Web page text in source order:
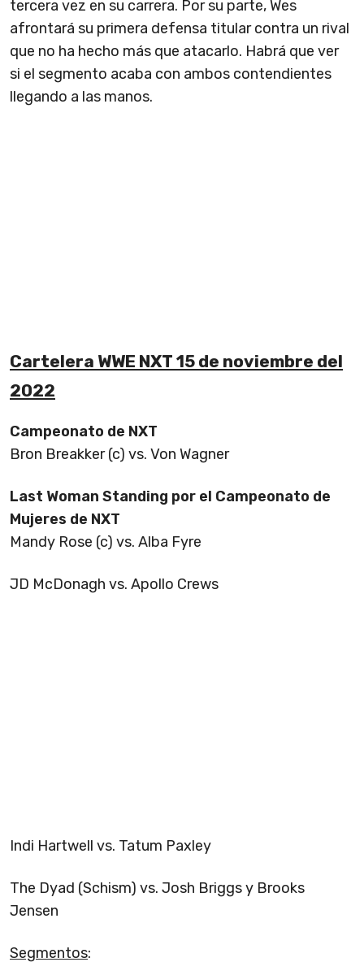
tercera vez en su carrera. Por su parte, Wes
afrontará su primera defensa titular contra un rival
que no ha hecho más que atacarlo. Habrá que ver
si el segmento acaba con ambos contendientes
llegando a las manos.
Cartelera WWE NXT 15 de noviembre del
2022
Campeonato de NXT
Bron Breakker (c) vs. Von Wagner
Last Woman Standing por el Campeonato de
Mujeres de NXT
Mandy Rose (c) vs. Alba Fyre
JD McDonagh vs. Apollo Crews
Indi Hartwell vs. Tatum Paxley
The Dyad (Schism) vs. Josh Briggs y Brooks
Jensen
Segmentos: